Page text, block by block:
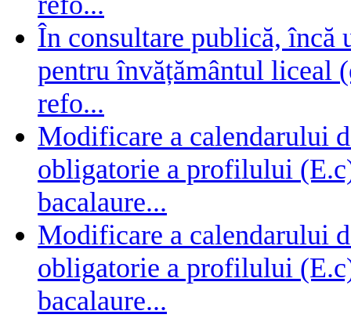
În consultare publică, încă
pentru învățământul liceal
refo...
Modificare a calendarului
obligatorie a profilului
bacalaure...
Modificare a calendarului
obligatorie a profilului
bacalaure...